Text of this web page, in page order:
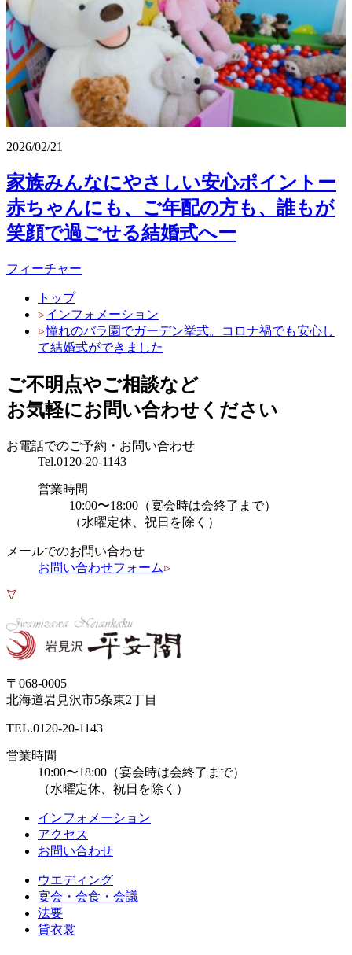
2026/02/21
家族みんなにやさしい安心ポイントー
赤ちゃんにも、ご年配の方も、誰もが
笑顔で過ごせる結婚式へー
フィーチャー
トップ
インフォメーション
憧れのバラ園でガーデン挙式。コロナ禍でも安心し
て結婚式ができました
ご不明点やご相談など
お気軽にお問い合わせください
お電話でのご予約・お問い合わせ
Tel.0120-20-1143
営業時間
10:00〜18:00（宴会時は会終了まで）
（水曜定休、祝日を除く）
メールでのお問い合わせ
お問い合わせフォーム
〒068-0005
北海道岩見沢市5条東2丁目
TEL.0120-20-1143
営業時間
10:00〜18:00（宴会時は会終了まで）
（水曜定休、祝日を除く）
インフォメーション
アクセス
お問い合わせ
ウエディング
宴会・会食・会議
法要
貸衣裳